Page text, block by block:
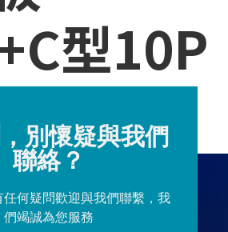
型10P
別懷疑與我們
聯絡？
何疑問歡迎與我們聯繫，我
們竭誠為您服務